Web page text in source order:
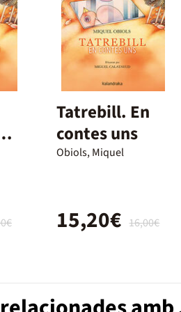
Tatrebill. En
contes uns
Obiols, Miquel
16,00€
15,20€